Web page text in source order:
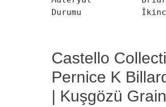
Durumu
Castello
Pernice K
| Kuşgözü Grain